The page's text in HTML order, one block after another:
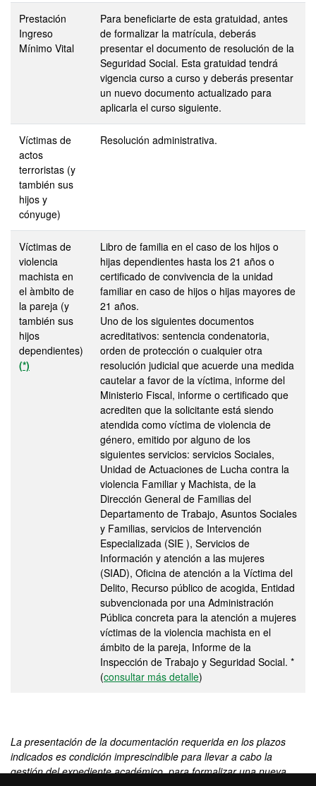
Prestación
Ingreso
Mínimo Vital
Para beneficiarte de esta gratuidad, antes
de formalizar la matrícula, deberás
presentar el documento de resolución de la
Seguridad Social. Esta gratuidad tendrá
vigencia curso a curso y deberás presentar
un nuevo documento actualizado para
aplicarla el curso siguiente.
Víctimas de
actos
terroristas (y
también sus
hijos y
cónyuge)
Resolución administrativa.
Víctimas de
violencia
machista en
el àmbito de
la pareja (y
también sus
hijos
dependientes)
(*)
Libro de familia en el caso de los hijos o
hijas dependientes hasta los 21 años o
certificado de convivencia de la unidad
familiar en caso de hijos o hijas mayores de
21 años.
Uno de los siguientes documentos
acreditativos: sentencia condenatoria,
orden de protección o cualquier otra
resolución judicial que acuerde una medida
cautelar a favor de la víctima, informe del
Ministerio Fiscal, informe o certificado que
acrediten que la solicitante está siendo
atendida como víctima de violencia de
género, emitido por alguno de los
siguientes servicios: servicios Sociales,
Unidad de Actuaciones de Lucha contra la
violencia Familiar y Machista, de la
Dirección General de Familias del
Departamento de Trabajo, Asuntos Sociales
y Familias, servicios de Intervención
Especializada (SIE ), Servicios de
Información y atención a las mujeres
(SIAD), Oficina de atención a la Víctima del
Delito, Recurso público de acogida, Entidad
subvencionada por una Administración
Pública concreta para la atención a mujeres
víctimas de la violencia machista en el
ámbito de la pareja, Informe de la
Inspección de Trabajo y Seguridad Social. *
(consultar más detalle)
La presentación de la documentación requerida en los plazos
indicados es condición imprescindible para llevar a cabo la
gestión del expediente académico, para formalizar una nueva